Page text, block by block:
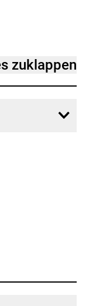
zuklappen